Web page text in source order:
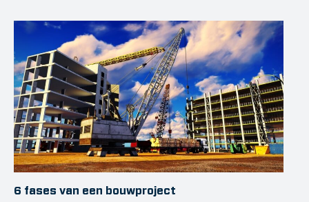
6 fases van een bouwproject